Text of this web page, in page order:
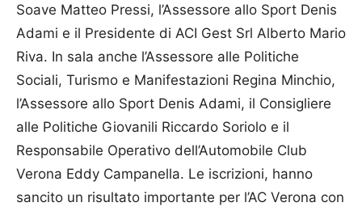
Soave Matteo Pressi, l’Assessore allo Sport Denis
Adami e il Presidente di ACI Gest Srl Alberto Mario
Riva. In sala anche l’Assessore alle Politiche
Sociali, Turismo e Manifestazioni Regina Minchio,
l’Assessore allo Sport Denis Adami, il Consigliere
alle Politiche Giovanili Riccardo Soriolo e il
Responsabile Operativo dell’Automobile Club
Verona Eddy Campanella. Le iscrizioni, hanno
sancito un risultato importante per l’AC Verona con